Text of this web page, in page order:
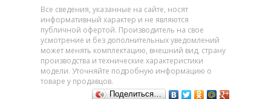
Все сведения, указанные на сайте, носят
информативный характер и не являются
публичной офертой. Производитель на свое
усмотрение и без дополнительных уведомлений
может менять комплектацию, внешний вид, страну
производства и технические характеристики
модели. Уточняйте подробную информацию о
товаре у продавцов.
Поделиться…